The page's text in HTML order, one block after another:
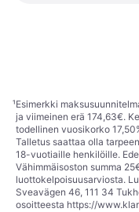
¹Esimerkki
ja viimeinen erä 174,63€.
todellinen vuosikorko
Talletus saattaa olla
18-vuotiaille henkilöille.
Vähimmäisoston summa
luottokelpoisuusarviosta.
Sveavägen 46, 111 34
osoitteesta https://